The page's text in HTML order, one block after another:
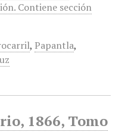
Contiene sección
, Papantla,
1866, Tomo